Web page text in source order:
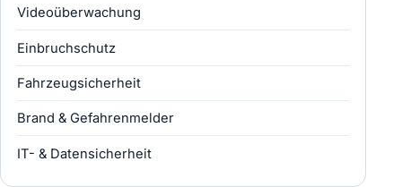
Videoüberwachung
Einbruchschutz
Fahrzeugsicherheit
Brand & Gefahrenmelder
IT- & Datensicherheit